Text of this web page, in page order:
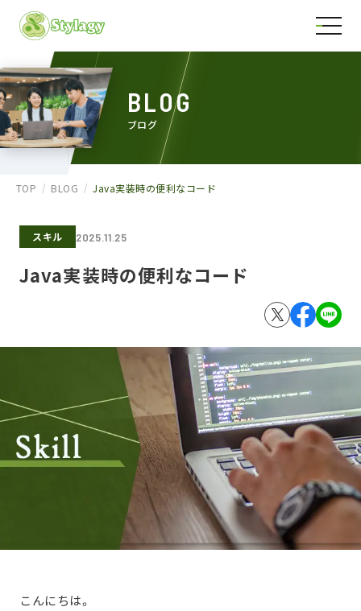
BLOG
ブログ
TOP BLOG Java実装時の便利なコード
スキル 2025.11.25
Java実装時の便利なコード
こんにちは。